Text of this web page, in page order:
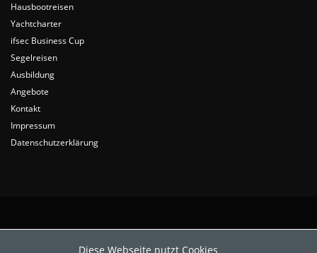
Hausbootreisen
Yachtcharter
ifsec Business Cup
Segelreisen
Ausbildung
Angebote
Kontakt
Impressum
Datenschutzerklärung
Diese Webseite nutzt Cookies